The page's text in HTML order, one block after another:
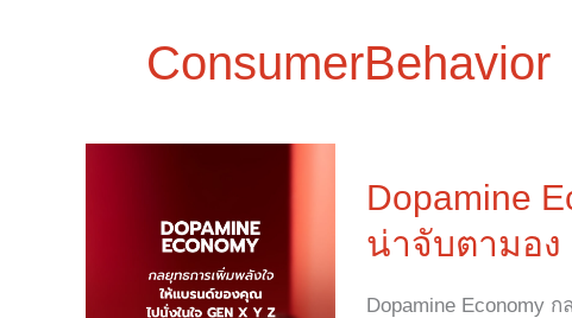
ConsumerBehavior
Dopamine
น่าจับตามอง
Dopamine Economy
Economy
คือ
เท
การ